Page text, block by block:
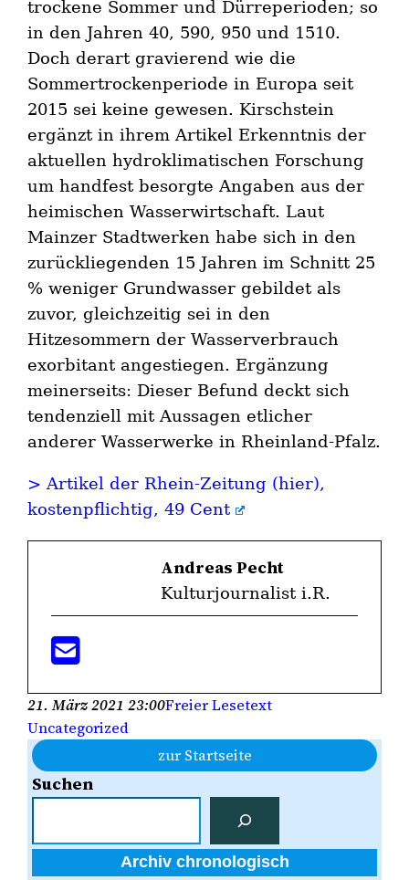
trockene Sommer und Dürreperioden; so
in den Jahren 40, 590, 950 und 1510.
Doch derart gravierend wie die
Sommertrockenperiode in Europa seit
2015 sei keine gewesen. Kirschstein
ergänzt in ihrem Artikel Erkenntnis der
aktuellen hydroklimatischen Forschung
um handfest besorgte Angaben aus der
heimischen Wasserwirtschaft. Laut
Mainzer Stadtwerken habe sich in den
zurückliegenden 15 Jahren im Schnitt 25
% weniger Grundwasser gebildet als
zuvor, gleichzeitig sei in den
Hitzesommern der Wasserverbrauch
exorbitant angestiegen. Ergänzung
meinerseits: Dieser Befund deckt sich
tendenziell mit Aussagen etlicher
anderer Wasserwerke in Rheinland-Pfalz.
> Artikel der Rhein-Zeitung (hier),
kostenpflichtig, 49 Cent
Andreas Pecht
Kulturjournalist i.R.
21. März 2021 23:00Freier Lesetext
Uncategorized
zur Startseite
Suchen
Archiv chronologisch